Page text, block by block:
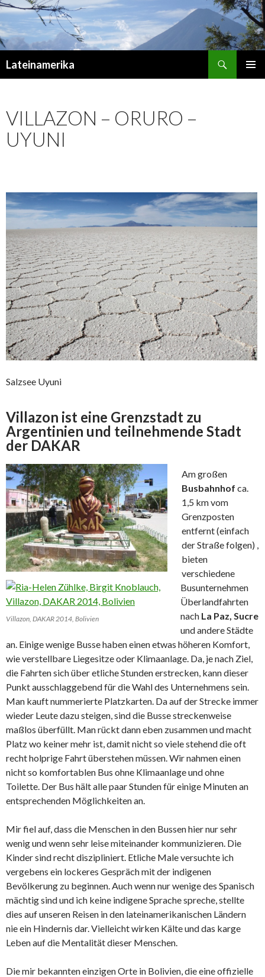
Lateinamerika
VILLAZON – ORURO –
UYUNI
Salzsee Uyuni
Villazon ist eine Grenzstadt zu
Argentinien und teilnehmende Stadt
der DAKAR
Villazon, DAKAR 2014, Bolivien
Am großen
Busbahnhof ca.
1,5 km vom
Grenzposten
entfernt (einfach
der Straße folgen) ,
bieten
verschiedene
Busunternehmen
Überlandfahrten
nach La Paz, Sucre
und andere Städte
an. Einige wenige Busse haben einen etwas höheren Komfort,
wie verstellbare Liegesitze oder Klimaanlage. Da, je nach Ziel,
die Fahrten sich über etliche Stunden erstrecken, kann dieser
Punkt ausschlaggebend für die Wahl des Unternehmens sein.
Man kauft nummerierte Platzkarten. Da auf der Strecke immer
wieder Leute dazu steigen, sind die Busse streckenweise
maßlos überfüllt. Man rückt dann eben zusammen und macht
Platz wo keiner mehr ist, damit nicht so viele stehend die oft
recht holprige Fahrt überstehen müssen. Wir nahmen einen
nicht so komfortablen Bus ohne Klimaanlage und ohne
Toilette. Der Bus hält alle paar Stunden für einige Minuten an
entsprechenden Möglichkeiten an.
Mir fiel auf, dass die Menschen in den Bussen hier nur sehr
wenig und wenn sehr leise miteinander kommunizieren. Die
Kinder sind recht diszipliniert. Etliche Male versuchte ich
vergebens ein lockeres Gespräch mit der indigenen
Bevölkerung zu beginnen. Auch wenn nur wenige des Spanisch
mächtig sind und ich keine indigene Sprache spreche, stellte
dies auf unseren Reisen in den lateinamerikanischen Ländern
nie ein Hindernis dar. Vielleicht wirken Kälte und das karge
Leben auf die Mentalität dieser Menschen.
Die mir bekannten einzigen Orte in Bolivien, die eine offizielle